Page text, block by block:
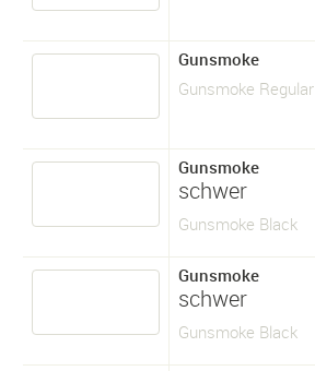
Gunsmoke
Gunsmoke Regular
Gunsmoke
schwer
Gunsmoke Black
Gunsmoke
schwer
Gunsmoke Black